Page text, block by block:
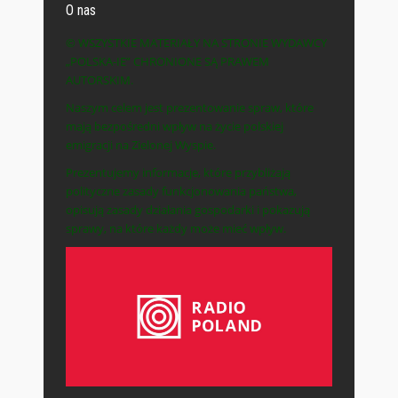
O nas
© WSZYSTKIE MATERIAŁY NA STRONIE WYDAWCY
„POLSKA-IE” CHRONIONE SĄ PRAWEM
AUTORSKIM.
Naszym celem jest prezentowanie spraw, które
mają bezpośredni wpływ na życie polskiej
emigracji na Zielonej Wyspie.
Prezentujemy informacje, które przybliżają
polityczne zasady funkcjonowania państwa,
opisują zasady działania gospodarki i pokazują
sprawy, na które każdy może mieć wpływ.